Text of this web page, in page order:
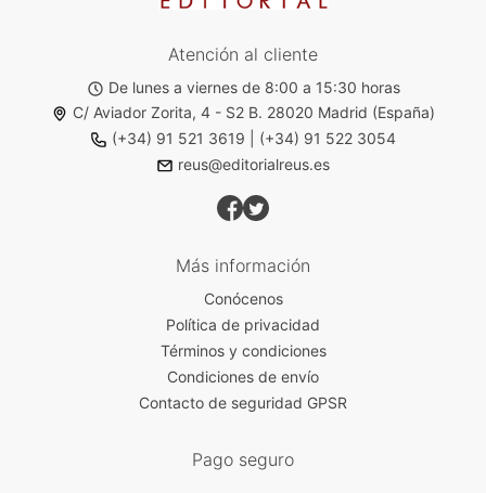
Atención al cliente
De lunes a viernes de 8:00 a 15:30 horas
C/ Aviador Zorita, 4 - S2 B. 28020 Madrid (España)
(+34) 91 521 3619
(+34) 91 522 3054
reus@editorialreus.es
Más información
Conócenos
Política de privacidad
Términos y condiciones
Condiciones de envío
Contacto de seguridad GPSR
Pago seguro